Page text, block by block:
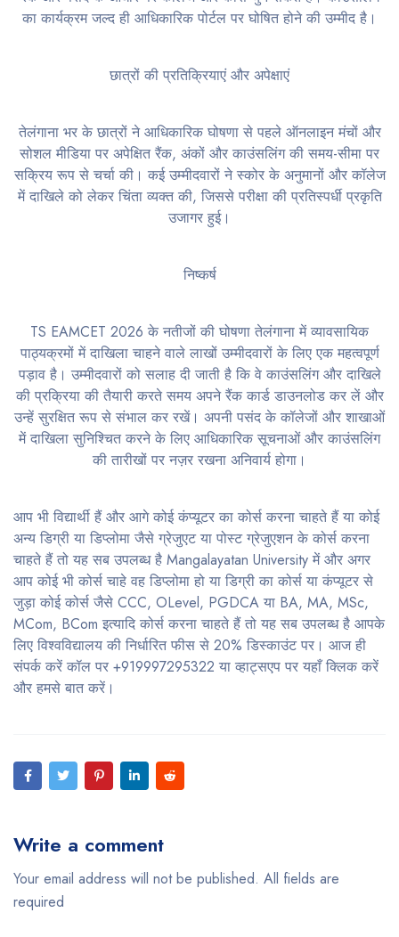
का कार्यक्रम जल्द ही आधिकारिक पोर्टल पर घोषित होने की उम्मीद है।
छात्रों की प्रतिक्रियाएं और अपेक्षाएं
तेलंगाना भर के छात्रों ने आधिकारिक घोषणा से पहले ऑनलाइन मंचों और
सोशल मीडिया पर अपेक्षित रैंक, अंकों और काउंसलिंग की समय-सीमा पर
सक्रिय रूप से चर्चा की। कई उम्मीदवारों ने स्कोर के अनुमानों और कॉलेज
में दाखिले को लेकर चिंता व्यक्त की, जिससे परीक्षा की प्रतिस्पर्धी प्रकृति
उजागर हुई।
निष्कर्ष
TS EAMCET 2026 के नतीजों की घोषणा तेलंगाना में व्यावसायिक
पाठ्यक्रमों में दाखिला चाहने वाले लाखों उम्मीदवारों के लिए एक महत्वपूर्ण
पड़ाव है। उम्मीदवारों को सलाह दी जाती है कि वे काउंसलिंग और दाखिले
की प्रक्रिया की तैयारी करते समय अपने रैंक कार्ड डाउनलोड कर लें और
उन्हें सुरक्षित रूप से संभाल कर रखें। अपनी पसंद के कॉलेजों और शाखाओं
में दाखिला सुनिश्चित करने के लिए आधिकारिक सूचनाओं और काउंसलिंग
की तारीखों पर नज़र रखना अनिवार्य होगा।
आप भी विद्यार्थी हैं और आगे कोई कंप्यूटर का कोर्स करना चाहते हैं या कोई
अन्य डिग्री या डिप्लोमा जैसे ग्रेजुएट या पोस्ट ग्रेजुएशन के कोर्स करना
चाहते हैं तो यह सब उपलब्ध है Mangalayatan University में और अगर
आप कोई भी कोर्स चाहे वह डिप्लोमा हो या डिग्री का कोर्स या कंप्यूटर से
जुड़ा कोई कोर्स जैसे CCC, OLevel, PGDCA या BA, MA, MSc,
MCom, BCom इत्यादि कोर्स करना चाहते हैं तो यह सब उपलब्ध है आपके
लिए विश्वविद्यालय की निर्धारित फीस से 20% डिस्काउंट पर। आज ही
संपर्क करें कॉल पर +919997295322 या व्हाट्सएप पर यहाँ क्लिक करें
और हमसे बात करें।
Write a comment
Your email address will not be published. All fields are
required